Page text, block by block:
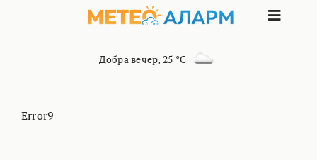
Toggle
Добра вечер, 25 °C
Error9